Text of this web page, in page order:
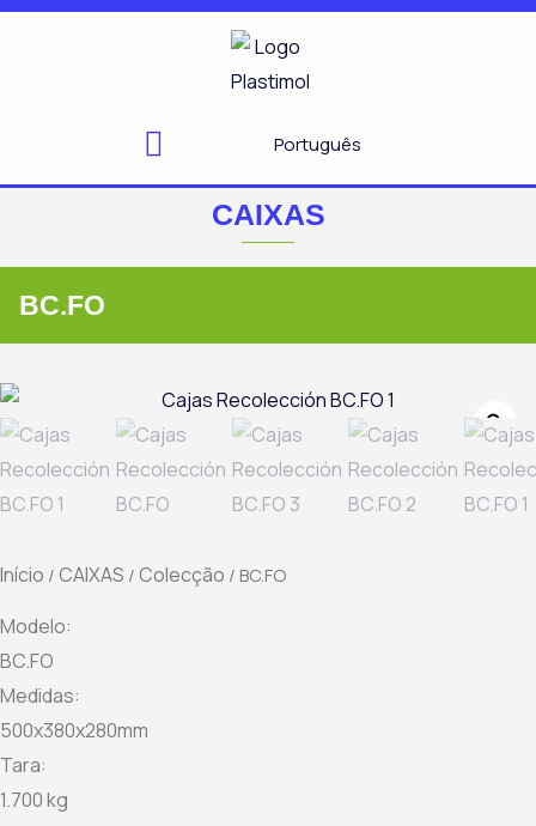
Skip
Português
CAIXAS
BC.FO
Início / CAIXAS / Colecção / BC.FO
Modelo:
BC.FO
Medidas:
500x380x280mm
Tara:
1.700 kg